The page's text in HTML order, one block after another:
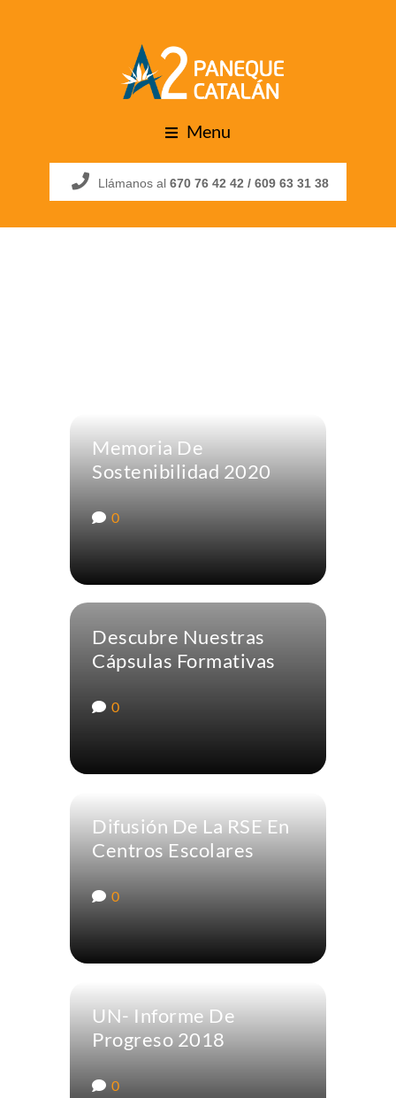
Menu
Llámanos al 670 76 42 42 / 609 63 31 38
Memoria De
Sostenibilidad 2020
0
Descubre Nuestras
Cápsulas Formativas
0
Difusión De La RSE En
Centros Escolares
0
UN- Informe De
Progreso 2018
0